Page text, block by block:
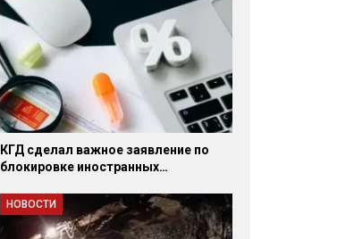
КГД сделал важное заявление по
блокировке иностранных…
НОВОСТИ